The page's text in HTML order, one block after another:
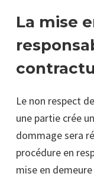
La mise
Le non respect
une partie crée
dommage sera
procédure en
mise en